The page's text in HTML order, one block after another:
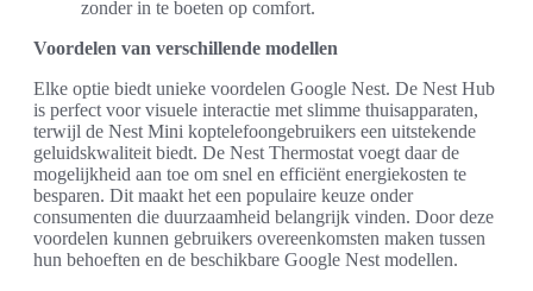
zonder in te boeten op comfort.
Voordelen van verschillende modellen
Elke optie biedt unieke voordelen Google Nest. De Nest Hub
is perfect voor visuele interactie met slimme thuisapparaten,
terwijl de Nest Mini koptelefoongebruikers een uitstekende
geluidskwaliteit biedt. De Nest Thermostat voegt daar de
mogelijkheid aan toe om snel en efficiënt energiekosten te
besparen. Dit maakt het een populaire keuze onder
consumenten die duurzaamheid belangrijk vinden. Door deze
voordelen kunnen gebruikers overeenkomsten maken tussen
hun behoeften en de beschikbare Google Nest modellen.